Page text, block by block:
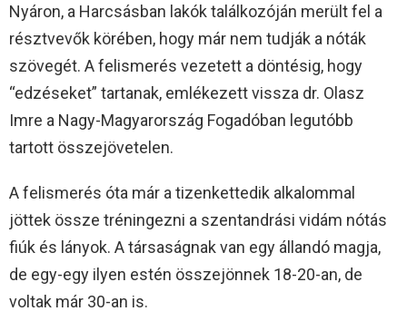
Nyáron, a Harcsásban lakók találkozóján merült fel a
résztvevők körében, hogy már nem tudják a nóták
szövegét. A felismerés vezetett a döntésig, hogy
“edzéseket” tartanak, emlékezett vissza dr. Olasz
Imre a Nagy-Magyarország Fogadóban legutóbb
tartott összejövetelen.
A felismerés óta már a tizenkettedik alkalommal
jöttek össze tréningezni a szentandrási vidám nótás
fiúk és lányok. A társaságnak van egy állandó magja,
de egy-egy ilyen estén összejönnek 18-20-an, de
voltak már 30-an is.